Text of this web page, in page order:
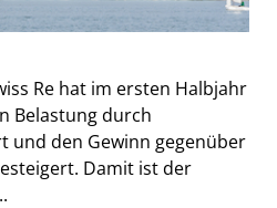
Re hat im ersten Halbjahr
Belastung durch
und den Gewinn gegenüber
Damit ist der